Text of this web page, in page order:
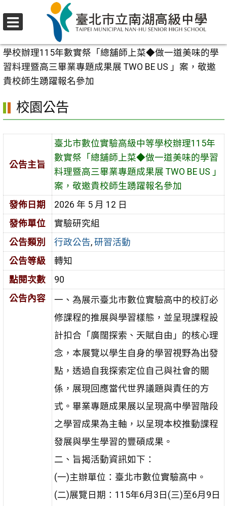
至
要
內
容
校園公告
學校辦理115年數實祭「總舖師上菜◆做一道美味的學
習料理暨高三畢業專題成果展 TWO BE US 」案，敬邀
貴校師生踴躍報名參加
校園公告
公告主旨
臺北市數位實驗高級中等學校辦理115年
數實祭「總舖師上菜◆做一道美味的學習
料理暨高三畢業專題成果展 TWO BE US 」
案，敬邀貴校師生踴躍報名參加
發佈日期
2026 年 5 月 12 日
發佈單位
實驗研究組
公告類別
行政公告, 研習活動
公告等級
轉知
點閱次數
90
公告內容
一、為展示臺北市數位實驗高中的校訂必
修課程的推展與學習樣態，並呈現課程設
計扣合「廣闊探索、天賦自由」的核心理
念，本展覽以學生自身的學習視野為出發
點，透過自我探索定位自己與社會的關
係，展現回應當代世界議題與責任的方
式。畢業專題成果展以呈現高中學習階段
之學習成果為主軸，以呈現本校推動課程
發展與學生學習的豐碩成果。
二、旨揭活動資訊如下：
(一)主辦單位：臺北市數位實驗高中。
(二)展覽日期：115年6月3日(三)至6月9日
選
單